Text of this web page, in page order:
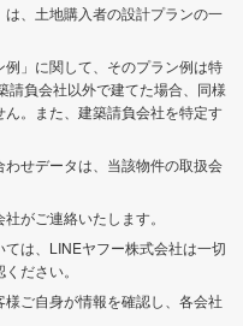
は、土地購入者の設計プランの一
例」に関して、そのプラン例は特
請負会社以外で建てた場合、同様
。また、建築請負会社を特定す
せデータは、当該物件の取扱会
がご連絡いたします。
は、LINEヤフー株式会社は一切
ださい。
ご自身が情報を確認し、各会社